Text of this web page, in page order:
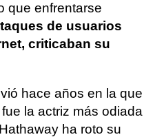
que enfrentarse
de usuarios
criticaban su
hace años en la que
la actriz más odiada
ha roto su